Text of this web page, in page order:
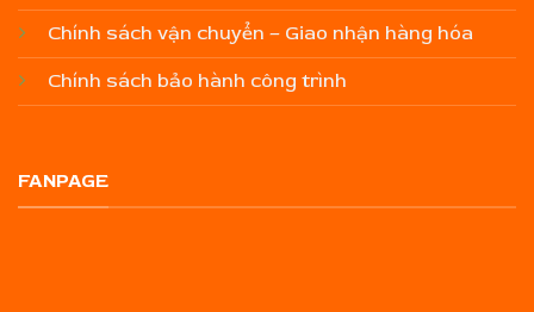
Chính sách vận chuyển – Giao nhận hàng hóa
Chính sách bảo hành công trình
FANPAGE